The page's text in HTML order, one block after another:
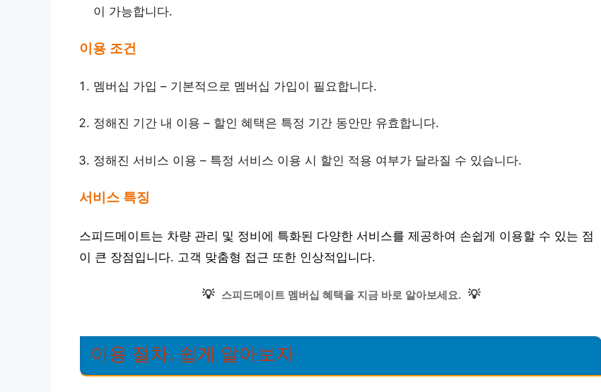
이 가능합니다.
이용 조건
멤버십 가입 – 기본적으로 멤버십 가입이 필요합니다.
정해진 기간 내 이용 – 할인 혜택은 특정 기간 동안만 유효합니다.
정해진 서비스 이용 – 특정 서비스 이용 시 할인 적용 여부가 달라질 수 있습니다.
서비스 특징
스피드메이트는 차량 관리 및 정비에 특화된 다양한 서비스를 제공하여 손쉽게 이용할 수 있는 점
이 큰 장점입니다. 고객 맞춤형 접근 또한 인상적입니다.
💡 스피드메이트 멤버십 혜택을 지금 바로 알아보세요. 💡
이용 절차, 쉽게 알아보자